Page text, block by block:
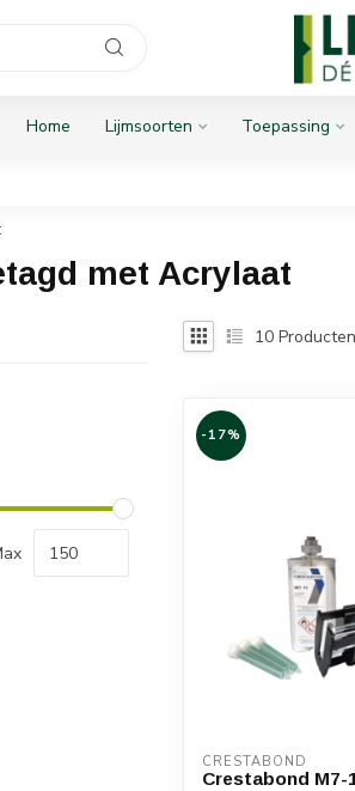
Home Lijmsoorten Toepassing
met Acrylaat
10 Producten
-17%
CRESTABOND
Crestabond M7-